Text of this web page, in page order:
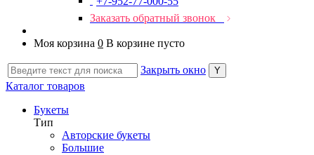
Заказать обратный звонок
Моя корзина 0 В корзине пусто
Закрыть окно
Каталог товаров
Букеты
Тип
Авторские букеты
Большие